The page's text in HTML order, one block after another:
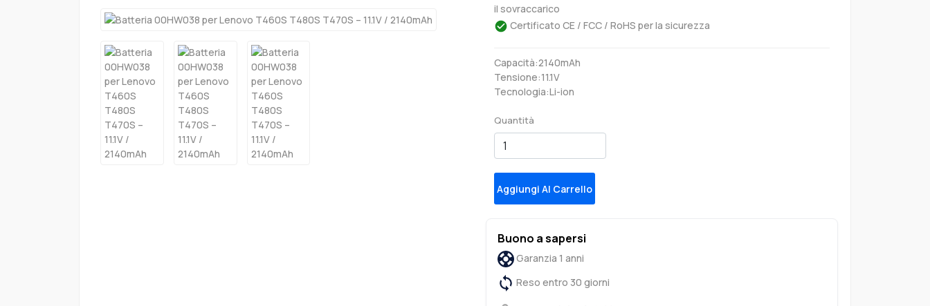
il sovraccarico
Certificato CE / FCC / RoHS per la sicurezza
Capacità:2140mAh
Tensione:11.1V
Tecnologia:Li-ion
Quantità
Aggiungi Al Carrello
Buono a sapersi
Garanzia 1 anni
Reso entro 30 giorni